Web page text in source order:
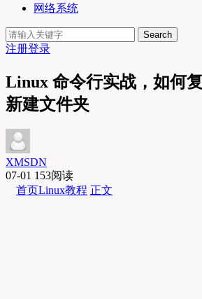
网络系统
Search
注册登录
Linux 命令行实战，如何
新建文件夹
XMSDN
07-01 153阅读
首页Linux教程 正文